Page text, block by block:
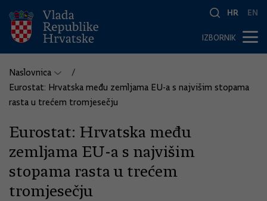
HR EN
IZBORNIK
Naslovnica
Eurostat: Hrvatska među zemljama EU-a s najvišim stopama
rasta u trećem tromjesečju
Eurostat: Hrvatska među
zemljama EU-a s najvišim
stopama rasta u trećem
tromjesečju